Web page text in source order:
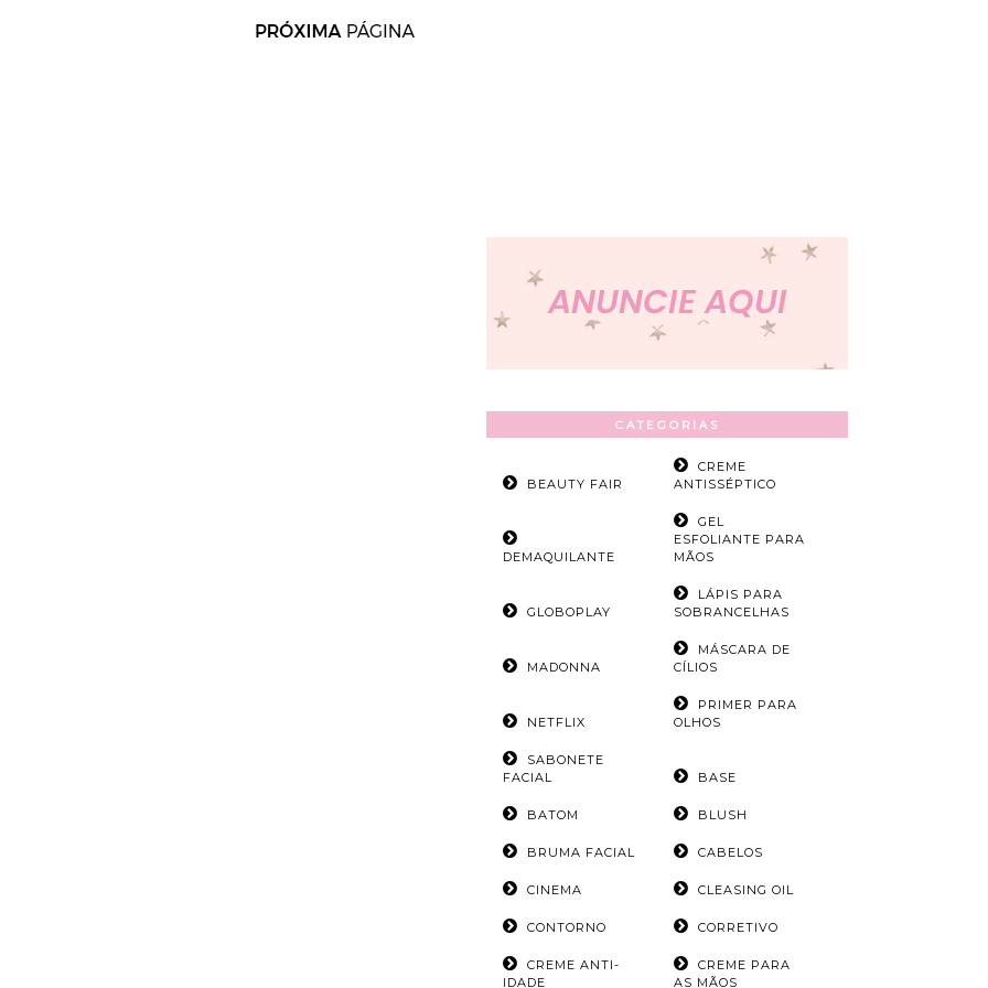
CATEGORIAS
BEAUTY FAIR
CREME
ANTISSÉPTICO
DEMAQUILANTE
GEL
ESFOLIANTE PARA
MÃOS
GLOBOPLAY
LÁPIS PARA
SOBRANCELHAS
MADONNA
MÁSCARA DE
CÍLIOS
NETFLIX
PRIMER PARA
OLHOS
SABONETE
FACIAL
BASE
BATOM BLUSH
BRUMA FACIAL CABELOS
CINEMA CLEASING OIL
CONTORNO CORRETIVO
CREME ANTI-
IDADE
CREME PARA
AS MÃOS